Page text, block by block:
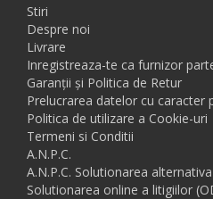
Stiri
Despre noi
Livrare
Inregistreaza-te ca furnizor
Garanții și Politica de Retur
Prelucrarea datelor cu caracter
Politica de utilizare a Cookie-uri
Termeni si Conditii
A.N.P.C.
A.N.P.C. Solutionarea
Solutionarea online a litigiilor